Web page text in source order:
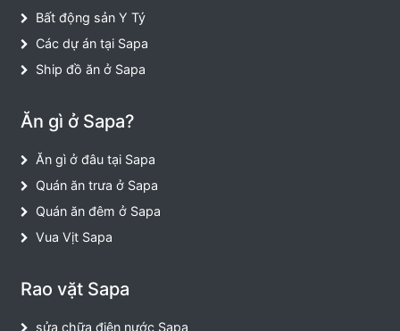
Bất động sản Y Tý
Các dự án tại Sapa
Ship đồ ăn ở Sapa
Ăn gì ở Sapa?
Ăn gì ở đâu tại Sapa
Quán ăn trưa ở Sapa
Quán ăn đêm ở Sapa
Vua Vịt Sapa
Rao vặt Sapa
sửa chữa điện nước Sapa